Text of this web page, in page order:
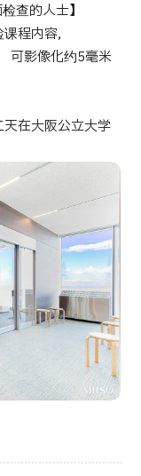
查的人士】
程内容，
可影像化约5毫米
在大阪公立大学